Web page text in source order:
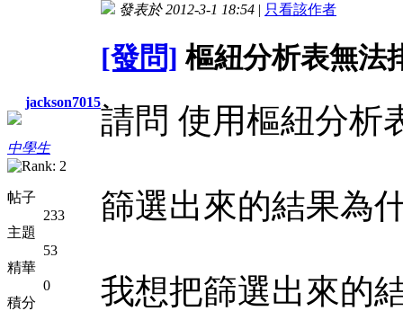
jackson7015
中學生
帖子
233
主題
53
精華
0
積分
發表於 2012-3-1 18:54 | 只看該作者
[發問] 樞紐分析表無法
請問 使用樞紐分析
篩選出來的結果為
我想把篩選出來的